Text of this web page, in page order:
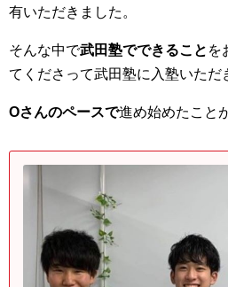
有いただきました。
そんな中で武田塾でできること を
てくださって武田塾に入塾いただ
Oさんのペースで進め始めたこと